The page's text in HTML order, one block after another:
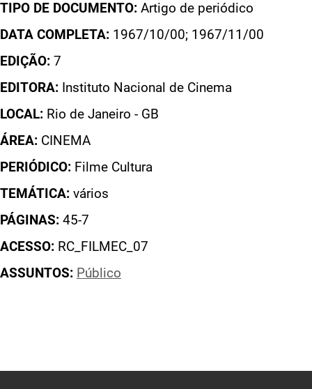
TIPO DE DOCUMENTO: Artigo de periódico
DATA COMPLETA: 1967/10/00; 1967/11/00
EDIÇÃO: 7
EDITORA: Instituto Nacional de Cinema
LOCAL: Rio de Janeiro - GB
ÁREA: CINEMA
PERIÓDICO: Filme Cultura
TEMÁTICA: vários
PÁGINAS: 45-7
ACESSO: RC_FILMEC_07
ASSUNTOS: Público